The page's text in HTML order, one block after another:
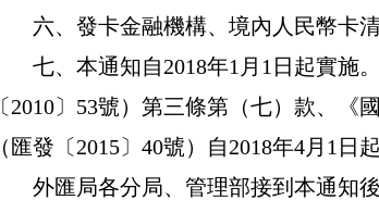
六、發卡金融機構、境內人民幣卡
七、本通知自2018年1 月 1 日起實施
〔2010〕 53號）第三條第（七）款、《
（匯發〔2015〕 40號）自2018年4月 1 日
外匯局各分局、管理部接到本通知